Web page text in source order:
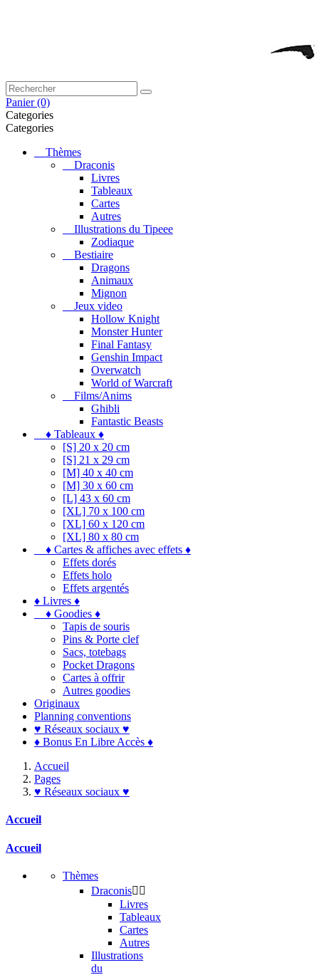
Panier (0)
Categories
Categories
Thèmes
Draconis
Livres
Tableaux
Cartes
Autres
Illustrations du Tipeee
Zodiaque
Bestiaire
Dragons
Animaux
Mignon
Jeux video
Hollow Knight
Monster Hunter
Final Fantasy
Genshin Impact
Overwatch
World of Warcraft
Films/Anims
Ghibli
Fantastic Beasts
♦ Tableaux ♦
[S] 20 x 20 cm
[S] 21 x 29 cm
[M] 40 x 40 cm
[M] 30 x 60 cm
[L] 43 x 60 cm
[XL] 70 x 100 cm
[XL] 60 x 120 cm
[XL] 80 x 80 cm
♦ Cartes & affiches avec effets ♦
Effets dorés
Effets holo
Effets argentés
♦ Livres ♦
♦ Goodies ♦
Tapis de souris
Pins & Porte clef
Sacs, totebags
Pocket Dragons
Cartes à offrir
Autres goodies
Originaux
Planning conventions
♥ Réseaux sociaux ♥
♦ Bonus En Libre Accès ♦
Accueil
Pages
♥ Réseaux sociaux ♥
Accueil
Accueil
Thèmes
Draconis 
Livres
Tableaux
Cartes
Autres
Illustrations
du